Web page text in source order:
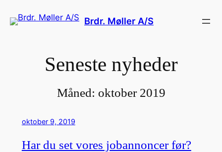
Brdr. Møller A/S
Seneste nyheder
Måned: oktober 2019
oktober 9, 2019
Har du set vores jobannoncer før?